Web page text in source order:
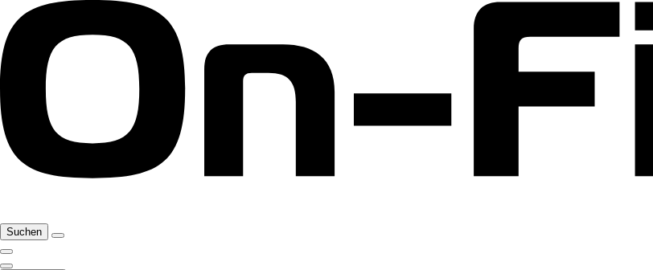
Suchen